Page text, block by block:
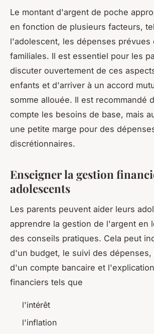
Le montant d'argent de poche
en fonction de plusieurs facteurs,
l'adolescent, les dépenses prévues
familiales. Il est essentiel pour les
discuter ouvertement de ces
enfants et d'arriver à un accord
somme allouée. Il est recommandé
compte les besoins de base, mais
une petite marge pour des
discrétionnaires.
Enseigner la gestion
adolescents
Les parents peuvent aider leurs
apprendre la gestion de l'argent en
des conseils pratiques. Cela peut
d'un budget, le suivi des
d'un compte bancaire et
financiers tels que
l'intérêt
l'inflation